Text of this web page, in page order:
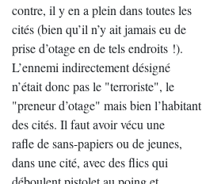
contre, il y en a plein dans toutes les
cités (bien qu’il n’y ait jamais eu de
prise d’otage en de tels endroits !).
L’ennemi indirectement désigné
n’était donc pas le "terroriste", le
"preneur d’otage" mais bien l’habitant
des cités. Il faut avoir vécu une
rafle de sans-papiers ou de jeunes,
dans une cité, avec des flics qui